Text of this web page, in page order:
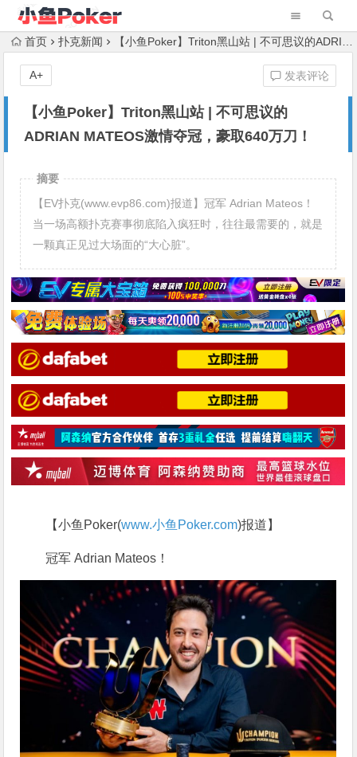
首页 扑克新闻 【小鱼Poker】Triton黑山站 | 不可思议的ADRIAN MATEOS激情夺冠，豪取640万刀！
【小鱼Poker】Triton黑山站 | 不可思议的
ADRIAN MATEOS激情夺冠，豪取640万刀！
发表评论
A+
摘要
【EV扑克(www.evp86.com)报道】冠军 Adrian Mateos！
当一场高额扑克赛事彻底陷入疯狂时，往往最需要的，就是
一颗真正见过大场面的“大心脏”。
【小鱼Poker(www.小鱼Poker.com)报道】
冠军 Adrian Mateos！